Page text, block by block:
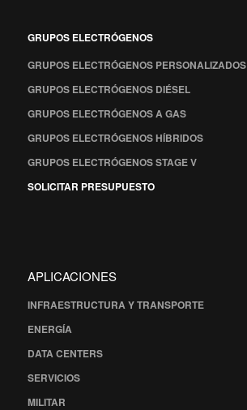
GRUPOS ELECTRÓGENOS
GRUPOS ELECTRÓGENOS PERSONALIZADOS
GRUPOS ELECTRÓGENOS DIÉSEL
GRUPOS ELECTRÓGENOS A GAS
GRUPOS ELECTRÓGENOS HÍBRIDOS
GRUPOS ELECTRÓGENOS STAGE V
SOLICITAR PRESUPUESTO
APLICACIONES
INFRAESTRUCTURA Y TRANSPORTE
ENERGÍA
DATA CENTERS
SERVICIOS
MILITAR